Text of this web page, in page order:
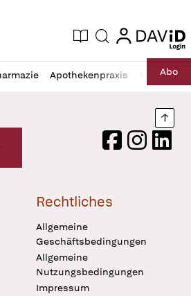
Zeitung
Aktuelle Ausgabe
Suche login
login
Apothekenpraxis RechtAbo
Verlag Logo
FacebookInstagram
Rechtliches
Allgemeine
Geschäftsbedingungen
Allgemeine
Nutzungsbedingungen
Impressum